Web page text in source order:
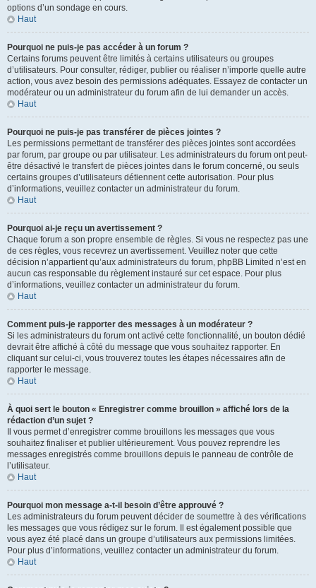
options d’un sondage en cours.
Haut
Pourquoi ne puis-je pas accéder à un forum ?
Certains forums peuvent être limités à certains utilisateurs ou groupes
d’utilisateurs. Pour consulter, rédiger, publier ou réaliser n’importe quelle autre
action, vous avez besoin des permissions adéquates. Essayez de contacter un
modérateur ou un administrateur du forum afin de lui demander un accès.
Haut
Pourquoi ne puis-je pas transférer de pièces jointes ?
Les permissions permettant de transférer des pièces jointes sont accordées
par forum, par groupe ou par utilisateur. Les administrateurs du forum ont peut-
être désactivé le transfert de pièces jointes dans le forum concerné, ou seuls
certains groupes d’utilisateurs détiennent cette autorisation. Pour plus
d’informations, veuillez contacter un administrateur du forum.
Haut
Pourquoi ai-je reçu un avertissement ?
Chaque forum a son propre ensemble de règles. Si vous ne respectez pas une
de ces règles, vous recevrez un avertissement. Veuillez noter que cette
décision n’appartient qu’aux administrateurs du forum, phpBB Limited n’est en
aucun cas responsable du règlement instauré sur cet espace. Pour plus
d’informations, veuillez contacter un administrateur du forum.
Haut
Comment puis-je rapporter des messages à un modérateur ?
Si les administrateurs du forum ont activé cette fonctionnalité, un bouton dédié
devrait être affiché à côté du message que vous souhaitez rapporter. En
cliquant sur celui-ci, vous trouverez toutes les étapes nécessaires afin de
rapporter le message.
Haut
À quoi sert le bouton « Enregistrer comme brouillon » affiché lors de la
rédaction d’un sujet ?
Il vous permet d’enregistrer comme brouillons les messages que vous
souhaitez finaliser et publier ultérieurement. Vous pouvez reprendre les
messages enregistrés comme brouillons depuis le panneau de contrôle de
l’utilisateur.
Haut
Pourquoi mon message a-t-il besoin d’être approuvé ?
Les administrateurs du forum peuvent décider de soumettre à des vérifications
les messages que vous rédigez sur le forum. Il est également possible que
vous ayez été placé dans un groupe d’utilisateurs aux permissions limitées.
Pour plus d’informations, veuillez contacter un administrateur du forum.
Haut